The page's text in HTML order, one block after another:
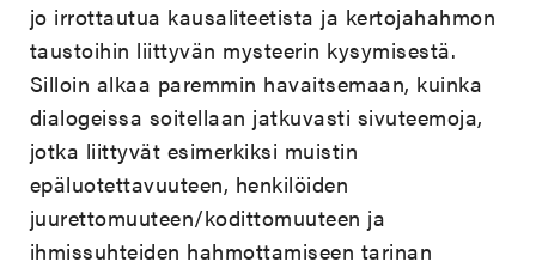
jo irrottautua kausaliteetista ja kertojahahmon
taustoihin liittyvän mysteerin kysymisestä.
Silloin alkaa paremmin havaitsemaan, kuinka
dialogeissa soitellaan jatkuvasti sivuteemoja,
jotka liittyvät esimerkiksi muistin
epäluotettavuuteen, henkilöiden
juurettomuuteen/kodittomuuteen ja
ihmissuhteiden hahmottamiseen tarinan